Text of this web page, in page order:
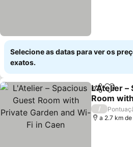
Selecione as datas para ver os
exatos.
Partilhar
L'Atelier –
Room
Garden
/
a 2.7 km